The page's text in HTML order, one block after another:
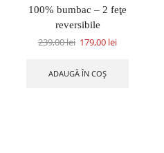
100% bumbac – 2 feţe
reversibile
239,00lei 179,00 lei
ADAUGĂ ÎN COȘ